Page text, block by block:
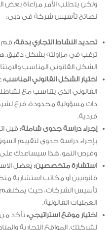
ولكن يتطلب الأمر مراعاة بعض
نصائح تأسيس شركة في دبي:
تحديد النشاط التجاري بدقة:قم
ترغب في مزاولته بشكل دقيق.
الشكل القانوني المناسب
اختيار الشكل القانوني المناسب:
القانوني الذي يتناسب مع
ذات مسؤولية محدودة، فرع
فردية.
إجراء دراسة جدوى شاملة:قبل
بإجراء دراسة جدوى لتقييم
وفرص النمو. هذا سيساعدك على
استشارة متخصصين: يُفضل
قانونيين أو مكاتب استشارية
تأسيس الشركات، حيث
العمليات القانونية.
اختيار موقع استراتيجي:تأكد
لشركتك. المواقع التجارية